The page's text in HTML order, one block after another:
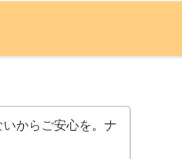
いからご安心を。ナ